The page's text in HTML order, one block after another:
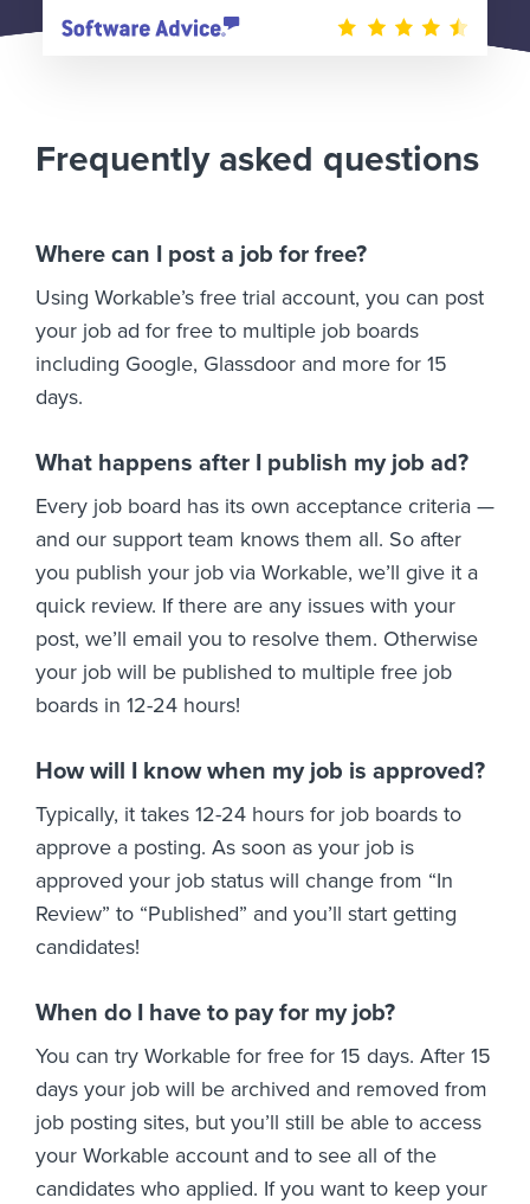
Frequently asked questions
Where can I post a job for free?
Using Workable’s free trial account, you can post
your job ad for free to multiple job boards
including Google, Glassdoor and more for 15
days.
What happens after I publish my job ad?
Every job board has its own acceptance criteria —
and our support team knows them all. So after
you publish your job via Workable, we’ll give it a
quick review. If there are any issues with your
post, we’ll email you to resolve them. Otherwise
your job will be published to multiple free job
boards in 12-24 hours!
How will I know when my job is approved?
Typically, it takes 12-24 hours for job boards to
approve a posting. As soon as your job is
approved your job status will change from “In
Review” to “Published” and you’ll start getting
candidates!
When do I have to pay for my job?
You can try Workable for free for 15 days. After 15
days your job will be archived and removed from
job posting sites, but you’ll still be able to access
your Workable account and to see all of the
candidates who applied. If you want to keep your